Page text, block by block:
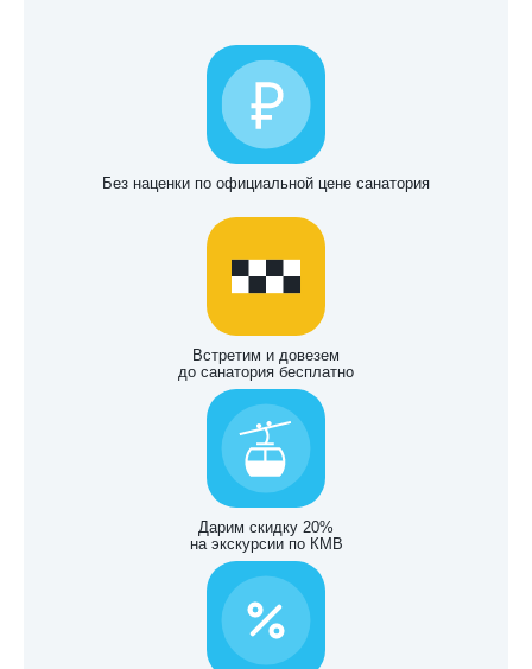
Без наценки по официальной цене санатория
Встретим и довезем
до санатория бесплатно
Дарим скидку 20%
на экскурсии по КМВ